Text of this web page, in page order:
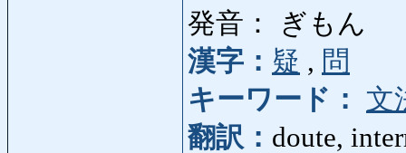
発音： ぎもん
漢字： 疑 , 問
キーワード：
文
翻訳： doute,